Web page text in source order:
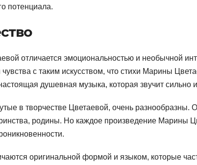
потенциала.
отличается эмоциональностью и необычной
с таким искусством, что стихи Марины
душевная музыка, которая звучит сильно
в творчестве Цветаевой, очень
родины. Но каждое произведение Марины
оригинальной формой и языком, которые